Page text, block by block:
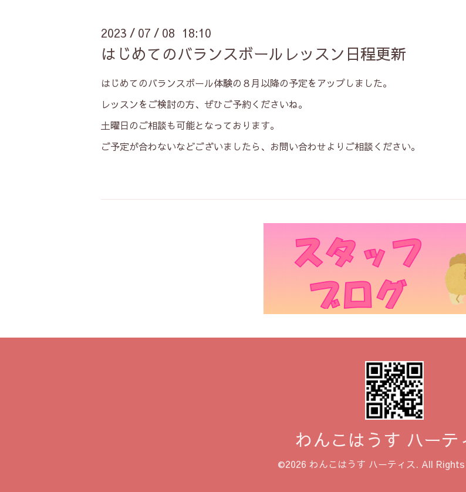
2023 / 07 / 08 18:10
はじめてのバランスボールレッスン日程更新
はじめてのバランスボール体験の８月以降の予定をアップしました。
レッスンをご検討の方、ぜひご予約くださいね。
土曜日のご相談も可能となっております。
ご予定が合わないなどございましたら、お問い合わせよりご相談ください。
わんこはうす ハーテ
©2026 わんこはうす ハーティス. All